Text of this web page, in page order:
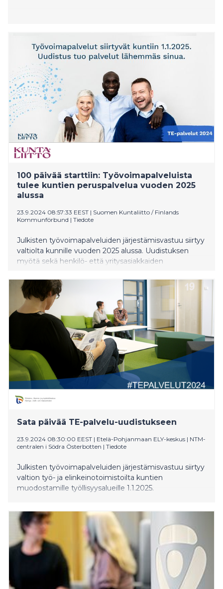
100 päivää starttiin: Työvoimapalveluista
tulee kuntien peruspalvelua vuoden 2025
alussa
23.9.2024 08:57:33 EEST | Suomen Kuntaliitto / Finlands
Kommunförbund | Tiedote
Julkisten työvoimapalveluiden järjestämisvastuu siirtyy
valtiolta kunnille vuoden 2025 alussa. Uudistuksen
myötä sekä henkilö- että yritysasiakkaiden
lakisääteisiä tehtäviä. Valtion työ- ja elinkeinotoimistot
eli TE-toimistot lakkautetaan. Samalla reilut 4000
työvoimapalveluiden ammattilaista siirtyy
liikkeenluovutuksella valtiolta kuntiin tai kuntayhtymiin.
Sata päivää TE-palvelu-uudistukseen
23.9.2024 08:30:00 EEST | Etelä-Pohjanmaan ELY-keskus | NTM-
centralen i Södra Österbotten | Tiedote
Julkisten työvoimapalveluiden järjestämisvastuu siirtyy
valtion työ- ja elinkeinotoimistoilta kuntien
muodostamille työllisyysalueille 1.1.2025.